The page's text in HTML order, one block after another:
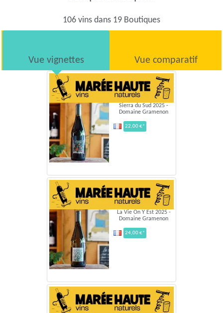
106 vins dans 19 Boutiques
Vue vignettes Vue comparatif
Sierra du Sud 2025 -
Domaine Gramenon
22,00 €*
La Vie On Y Est 2025 -
Domaine Gramenon
24,00 €*